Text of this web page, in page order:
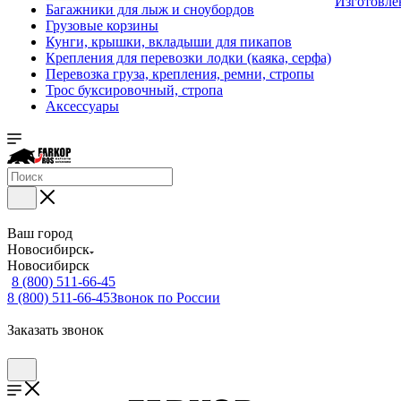
Багажники для лыж и сноубордов
Грузовые корзины
Кунги, крышки, вкладыши для пикапов
Крепления для перевозки лодки (каяка, серфа)
Перевозка груза, крепления, ремни, стропы
Трос буксировочный, стропа
Аксессуары
Ваш город
Новосибирск
Новосибирск
8 (800) 511-66-45
8 (800) 511-66-45Звонок по России
Заказать звонок